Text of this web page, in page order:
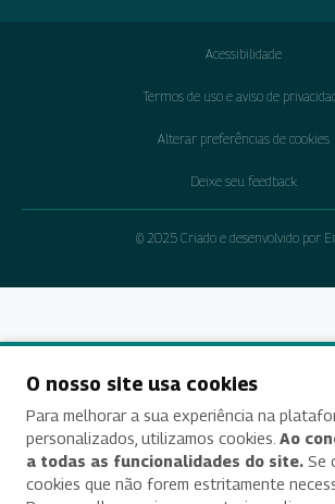
Acessibilidade
Termos de uso e aviso de
Alterar preferências de cookies
Deixe seu feedback
© 2025 Criado e desenvolvido por
O nosso site usa cookies
Para melhorar a sua experiência na
personalizados, utilizamos cookies. Ao
a todas as funcionalidades do site. Se
cookies que não forem estritamente